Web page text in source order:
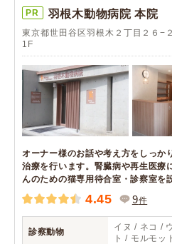
PR 羽根木動物病院 本院
東京都世田谷区羽根木２丁目２６−
1F
オーナー様のお話や考え方をしっか
治療を行います。腎臓病や再生医療
んのための猫専用待合室・診察室を
4.45 9件
診察動物
イヌ / ネコ /
ト / モルモッ